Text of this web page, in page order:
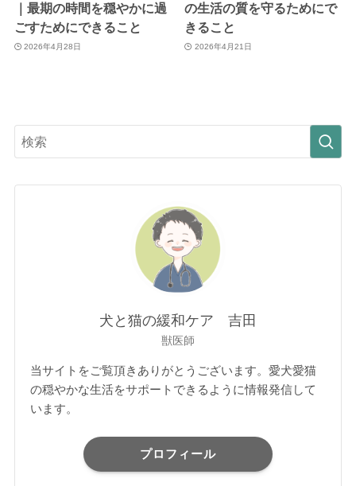
｜最期の時間を穏やかに過
ごすためにできること
2026年4月28日
の生活の質を守るためにで
きること
2026年4月21日
犬と猫の緩和ケア 吉田
獣医師
当サイトをご覧頂きありがとうございます。愛犬愛猫
の穏やかな生活をサポートできるように情報発信して
います。
プロフィール